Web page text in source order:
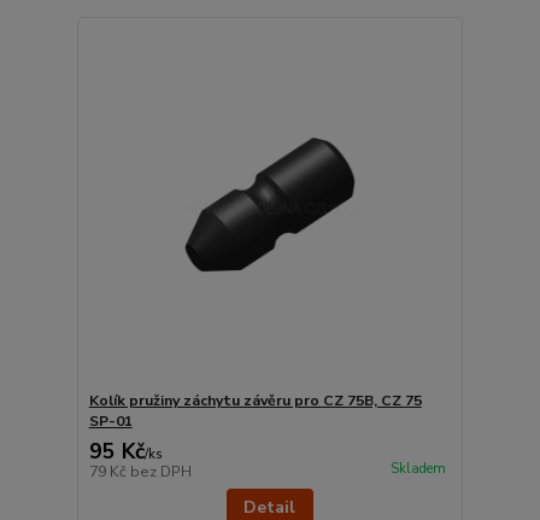
Kolík pružiny záchytu závěru pro CZ 75B, CZ 75
SP-01
95 Kč/ks
79 Kč bez DPH Skladem
Detail